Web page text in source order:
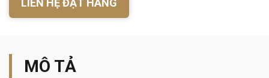
LIÊN HỆ ĐẶT HÀNG
MÔ TẢ